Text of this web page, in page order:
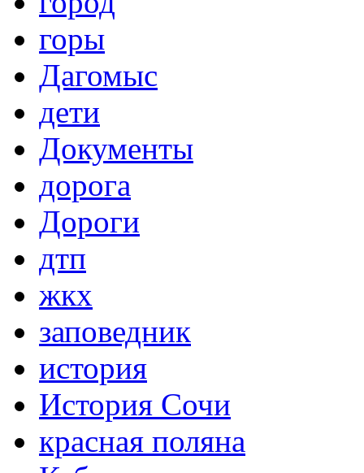
горы
Дагомыс
дети
Документы
дорога
Дороги
дтп
жкх
заповедник
история
История Сочи
красная поляна